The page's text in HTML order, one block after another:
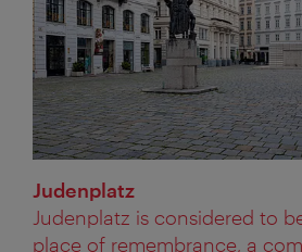
Judenplatz
Judenplatz is considered to
place of remembrance, a